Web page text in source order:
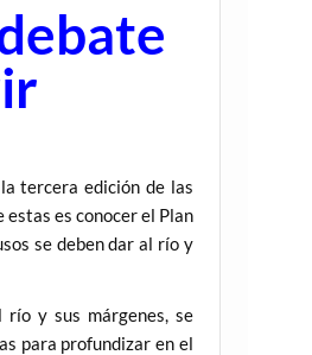
tercera edición de las
es conocer el Plan
se deben dar al río y
río y sus márgenes, se
para profundizar en el